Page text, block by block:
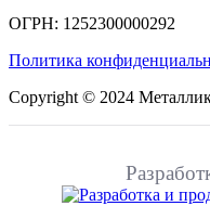
ОГРН: 1252300000292
Политика
Copyright © 2024